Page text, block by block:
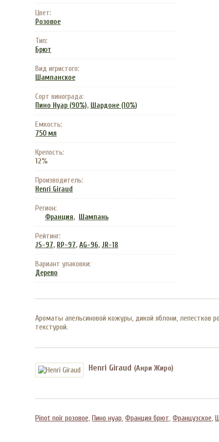
Цвет:
Розовое
Тип:
Брют
Вид игристого:
Шампанское
Сорт винограда:
Пино Нуар (90%), Шардоне (10%)
Емкость:
750 мл
Крепость:
12%
Производитель:
Henri Giraud
Регион:
Франция, Шампань
Рейтинг:
JS-97, RP-97, AG-96, JR-18
Вариант упаковки:
Дерево
Ароматы апельсиновой кожуры, дикой яблони, лепестков
текстурой.
Henri Giraud (Анри Жиро)
Pinot noir розовое, Пино нуар, Франция брют, Французское,